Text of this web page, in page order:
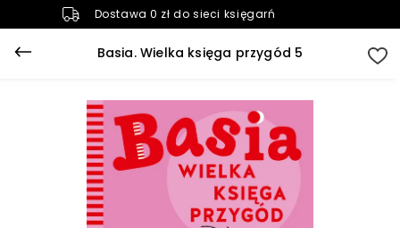
Dostawa 0 zł do sieci księgarń
Basia. Wielka księga przygód 5